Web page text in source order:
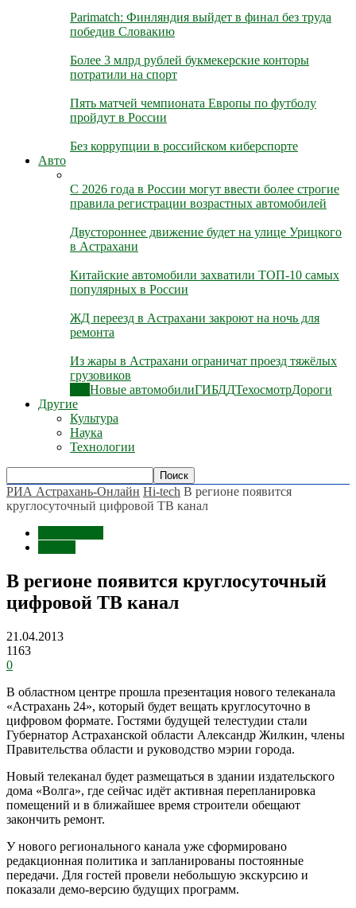
Parimatch: Финляндия выйдет в финал без труда
победив Словакию
Более 3 млрд рублей букмекерские конторы
потратили на спорт
Пять матчей чемпионата Европы по футболу
пройдут в России
Без коррупции в российском киберспорте
Авто
С 2026 года в России могут ввести более строгие
правила регистрации возрастных автомобилей
Двустороннее движение будет на улице Урицкого
в Астрахани
Китайские автомобили захватили ТОП-10 самых
популярных в России
ЖД переезд в Астрахани закроют на ночь для
ремонта
Из жары в Астрахани ограничат проезд тяжёлых
грузовиков
Новые автомобилиГИБДДТехосмотрДороги
Другие
Культура
Наука
Технологии
РИА Астрахань-Онлайн Hi-tech В регионе появится
круглосуточный цифровой ТВ канал
В регионе появится круглосуточный
цифровой ТВ канал
21.04.2013
1163
0
В областном центре прошла презентация нового телеканала
«Астрахань 24», который будет вещать круглосуточно в
цифровом формате. Гостями будущей телестудии стали
Губернатор Астраханской области Александр Жилкин, члены
Правительства области и руководство мэрии города.
Новый телеканал будет размещаться в здании издательского
дома «Волга», где сейчас идёт активная перепланировка
помещений и в ближайшее время строители обещают
закончить ремонт.
У нового регионального канала уже сформировано
редакционная политика и запланированы постоянные
передачи. Для гостей провели небольшую экскурсию и
показали демо-версию будущих программ.